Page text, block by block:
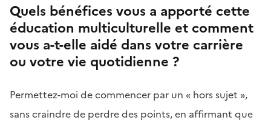
Quels bénéfices vous a apporté cette
éducation multiculturelle et comment
vous a-t-elle aidé dans votre carrière
ou votre vie quotidienne ?
Permettez-moi de commencer par un « hors sujet »,
sans craindre de perdre des points, en affirmant que